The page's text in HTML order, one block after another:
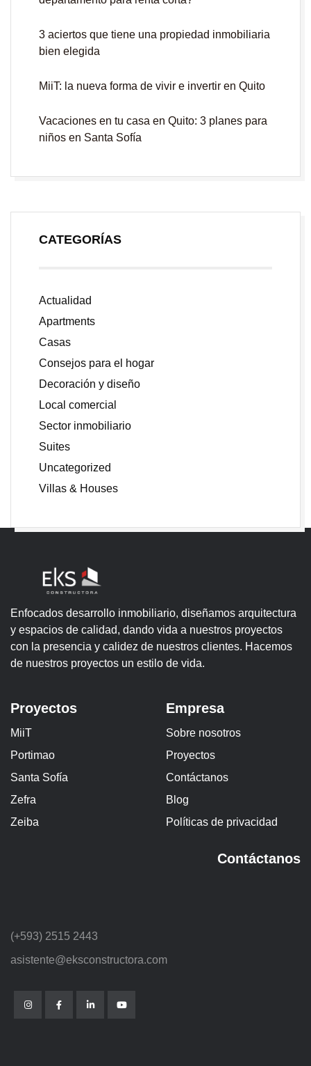
3 aciertos que tiene una propiedad inmobiliaria
bien elegida
MiiT: la nueva forma de vivir e invertir en Quito
Vacaciones en tu casa en Quito: 3 planes para
niños en Santa Sofía
CATEGORÍAS
Actualidad
Apartments
Casas
Consejos para el hogar
Decoración y diseño
Local comercial
Sector inmobiliario
Suites
Uncategorized
Villas & Houses
Enfocados desarrollo inmobiliario, diseñamos arquitectura
y espacios de calidad, dando vida a nuestros proyectos
con la presencia y calidez de nuestros clientes. Hacemos
de nuestros proyectos un estilo de vida.
Proyectos
MiiT
Portimao
Santa Sofía
Zefra
Zeiba
Empresa
Sobre nosotros
Proyectos
Contáctanos
Blog
Políticas de privacidad
Contáctanos
(+593) 2515 2443
asistente@eksconstructora.com